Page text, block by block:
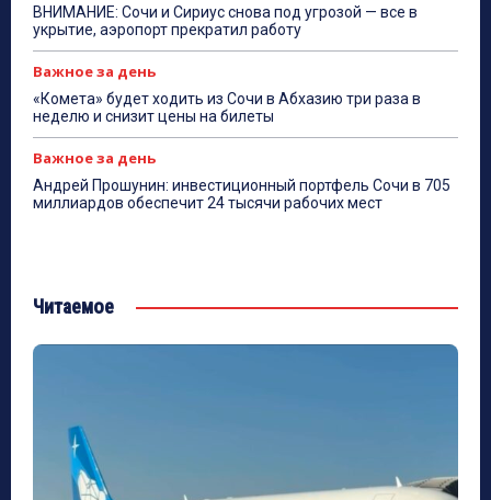
ВНИМАНИЕ: Сочи и Сириус снова под угрозой — все в
укрытие, аэропорт прекратил работу
Важное за день
«Комета» будет ходить из Сочи в Абхазию три раза в
неделю и снизит цены на билеты
Важное за день
Андрей Прошунин: инвестиционный портфель Сочи в 705
миллиардов обеспечит 24 тысячи рабочих мест
Читаемое